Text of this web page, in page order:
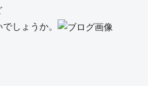
しょうか。